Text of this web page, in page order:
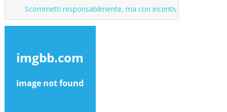
responsabilmente, ma con incentivi Market del